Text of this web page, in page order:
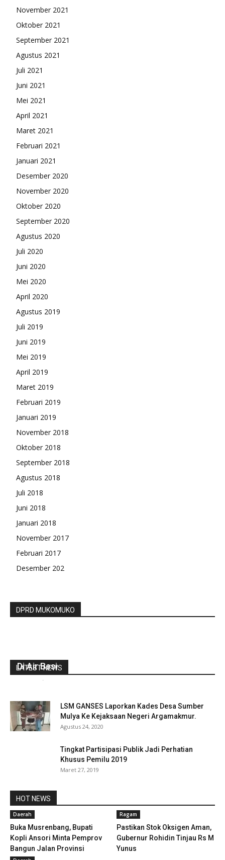
November 2021
Oktober 2021
September 2021
Agustus 2021
Juli 2021
Juni 2021
Mei 2021
April 2021
Maret 2021
Februari 2021
Januari 2021
Desember 2020
November 2020
Oktober 2020
September 2020
Agustus 2020
Juli 2020
Juni 2020
Mei 2020
April 2020
Agustus 2019
Juli 2019
Juni 2019
Mei 2019
April 2019
Maret 2019
Februari 2019
Januari 2019
November 2018
Oktober 2018
September 2018
Agustus 2018
Juli 2018
Juni 2018
Januari 2018
November 2017
Februari 2017
Desember 202
DPRD MUKOMUKO
LATEST NEWS
Di Air Besi
-
LSM GANSES Laporkan Kades Desa Sumber
Mulya Ke Kejaksaan Negeri Argamakmur.
Agustus 24, 2020
Tingkat Partisipasi Publik Jadi Perhatian
Khusus Pemilu 2019
Maret 27, 2019
HOT NEWS
Daerah
Buka Musrenbang, Bupati
Kopli Ansori Minta Pemprov
Bangun Jalan Provinsi
Ragam
Pastikan Stok Oksigen Aman,
Gubernur Rohidin Tinjau Rs M
Yunus